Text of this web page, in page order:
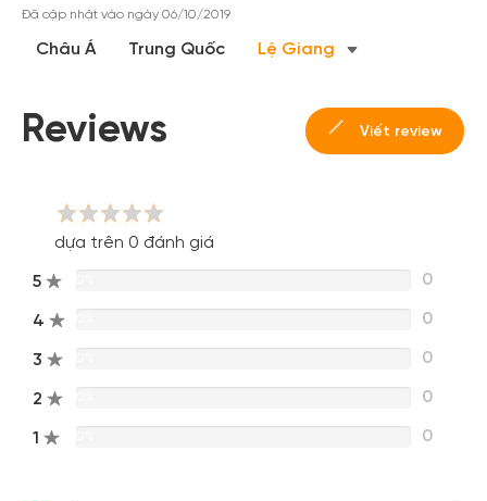
Đã cập nhật vào ngày 06/10/2019
Châu Á Trung Quốc Lệ Giang
Reviews Viết review
dựa trên 0 đánh giá
5 0
4 0
3 0
2 0
1 0
dành cho thành viên đến từ các đối tác của Gody.vn dành
Hoặc đăng nhập bằng
Đăng nhập Facebook
Đăng nhập Google